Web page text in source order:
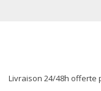
Livraison 24/48h offerte